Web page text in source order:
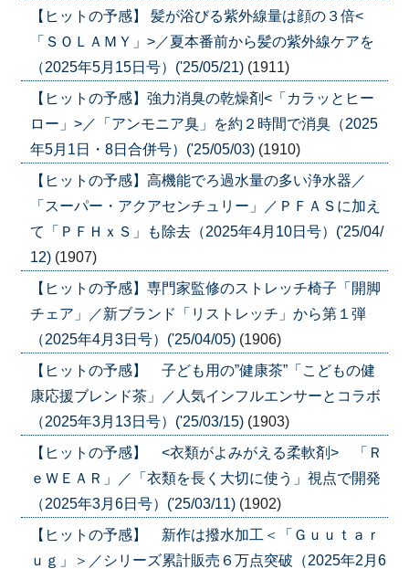
【ヒットの予感】 髪が浴びる紫外線量は顔の３倍<
「ＳＯＬＡＭＹ」>／夏本番前から髪の紫外線ケアを
（2025年5月15日号）('25/05/21) (1911)
【ヒットの予感】強力消臭の乾燥剤<「カラッとヒー
ロー」>／「アンモニア臭」を約２時間で消臭（2025
年5月1日・8日合併号）('25/05/03) (1910)
【ヒットの予感】高機能でろ過水量の多い浄水器／
「スーパー・アクアセンチュリー」／ＰＦＡＳに加え
て「ＰＦＨｘＳ」も除去（2025年4月10日号）('25/04/
12) (1907)
【ヒットの予感】専門家監修のストレッチ椅子「開脚
チェア」／新ブランド「リストレッチ」から第１弾
（2025年4月3日号）('25/04/05) (1906)
【ヒットの予感】 子ども用の”健康茶”「こどもの健
康応援ブレンド茶」／人気インフルエンサーとコラボ
（2025年3月13日号）('25/03/15) (1903)
【ヒットの予感】 <衣類がよみがえる柔軟剤> 「Ｒ
ｅＷＥＡＲ」／「衣類を長く大切に使う」視点で開発
（2025年3月6日号）('25/03/11) (1902)
【ヒットの予感】 新作は撥水加工＜「Ｇｕｕｔａｒ
ｕｇ」＞／シリーズ累計販売６万点突破（2025年2月6